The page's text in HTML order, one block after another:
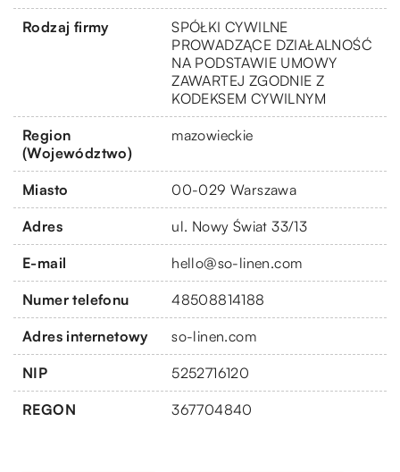
Rodzaj firmy
SPÓŁKI CYWILNE
PROWADZĄCE DZIAŁALNOŚĆ
NA PODSTAWIE UMOWY
ZAWARTEJ ZGODNIE Z
KODEKSEM CYWILNYM
Region
(Województwo)
mazowieckie
Miasto 00-029 Warszawa
Adres ul. Nowy Świat 33/13
E-mail hello@so-linen.com
Numer telefonu 48508814188
Adres internetowy so-linen.com
NIP 5252716120
REGON 367704840